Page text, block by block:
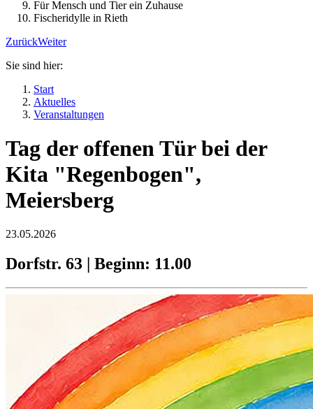
Für Mensch und Tier ein Zuhause
Fischeridylle in Rieth
ZurückWeiter
Sie sind hier:
Start
Aktuelles
Veranstaltungen
Tag der offenen Tür bei der
Kita "Regenbogen",
Meiersberg
23.05.2026
Dorfstr. 63 | Beginn: 11.00